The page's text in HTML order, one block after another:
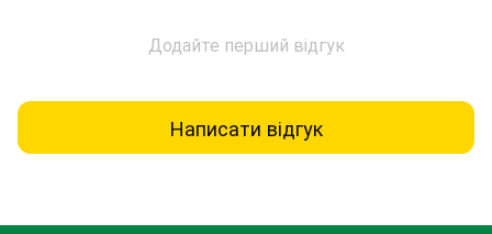
Додайте перший відгук
Написати відгук